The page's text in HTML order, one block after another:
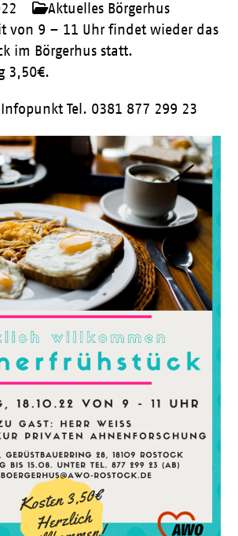
Aktuelles Börgerhus
von 9 – 11 Uhr findet wieder das
im Börgerhus statt.
3,50€.
Tel. 0381 877 299 23